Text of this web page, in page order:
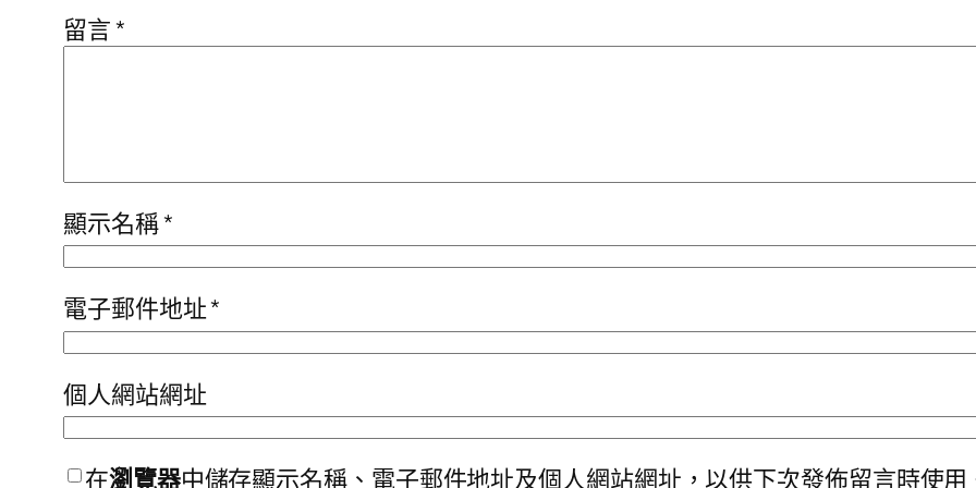
留言*
顯示名稱*
電子郵件地址*
個人網站網址
在瀏覽器中儲存顯示名稱、電子郵件地址及個人網站網址，以供下次發佈留言時使用